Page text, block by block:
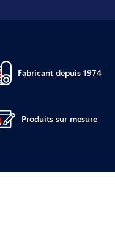
Fabricant depuis 1974
Produits sur mesure